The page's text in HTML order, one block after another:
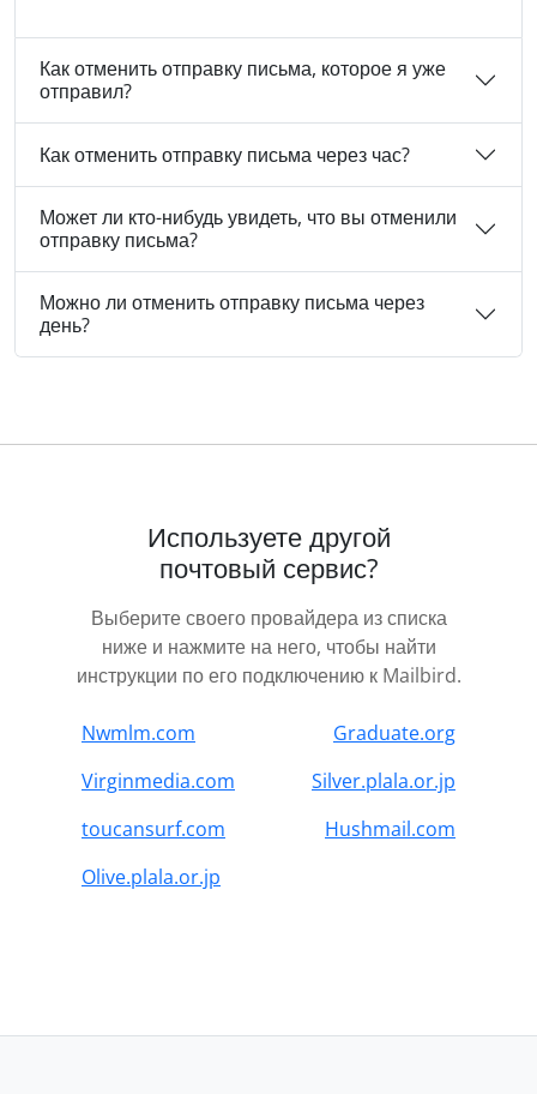
Как отменить отправку письма, которое я уже
отправил?
Как отменить отправку письма через час?
Может ли кто-нибудь увидеть, что вы отменили
отправку письма?
Можно ли отменить отправку письма через
день?
Используете другой
почтовый сервис?
Выберите своего провайдера из списка
ниже и нажмите на него, чтобы найти
инструкции по его подключению к Mailbird.
Nwmlm.com
Graduate.org
Virginmedia.com
Silver.plala.or.jp
toucansurf.com
Hushmail.com
Olive.plala.or.jp